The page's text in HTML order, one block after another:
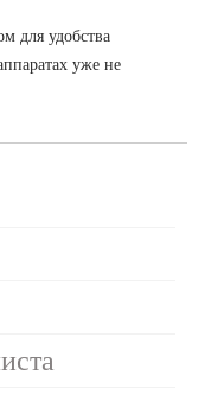
для удобства
уже не